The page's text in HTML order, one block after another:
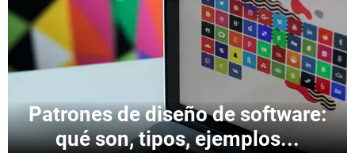
Patrones de diseño de software:
qué son, tipos, ejemplos...